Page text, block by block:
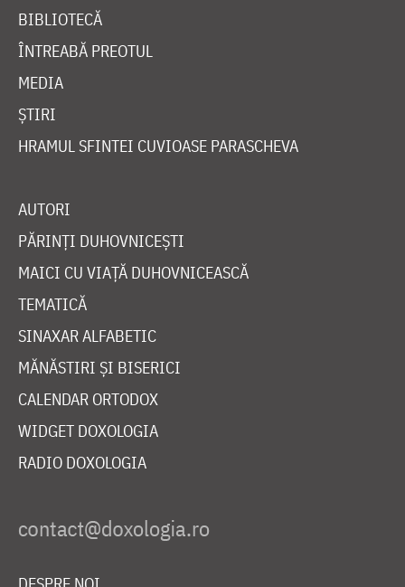
BIBLIOTECĂ
ÎNTREABĂ PREOTUL
MEDIA
ȘTIRI
HRAMUL SFINTEI CUVIOASE PARASCHEVA
AUTORI
PĂRINȚI DUHOVNICEȘTI
MAICI CU VIAȚĂ DUHOVNICEASCĂ
TEMATICĂ
SINAXAR ALFABETIC
MĂNĂSTIRI ȘI BISERICI
CALENDAR ORTODOX
WIDGET DOXOLOGIA
RADIO DOXOLOGIA